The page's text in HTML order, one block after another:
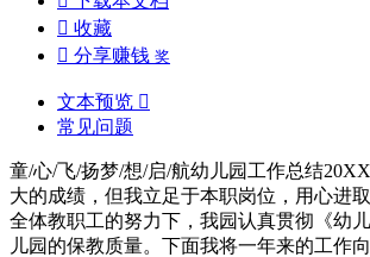
 收藏
 分享赚钱 奖
文本预览 
常见问题
童/心/飞/扬梦/想/启/航幼儿园工作总结
大的成绩，但我立足于本职岗位，用心进
全体教职工的努力下，我园认真贯彻《幼
儿园的保教质量。下面我将一年来的工作